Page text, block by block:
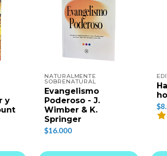
y
NATURALMENTE
SOBRENATURAL
Evangelismo
Poderoso - J.
Wimber & K.
Springer
$16.000